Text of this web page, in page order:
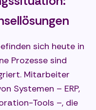
sich heute in
Prozesse sind
Mitarbeiter
Systemen – ERP,
Tools –, die